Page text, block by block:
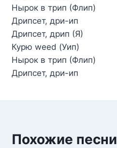
Нырок в трип (Флип)
Дрипсет, дри-ип
Дрипсет, дрип (Я)
Курю weed (Уип)
Нырок в трип (Флип)
Дрипсет, дри-ип
Похожие песни